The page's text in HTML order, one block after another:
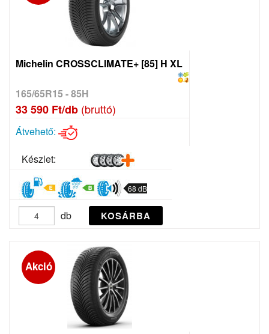
Michelin CROSSCLIMATE+ [85] H XL
165/65R15 - 85H
33 590 Ft/db (bruttó)
Átvehető:
Készlet:
68 dB
db KOSÁRBA
Akció